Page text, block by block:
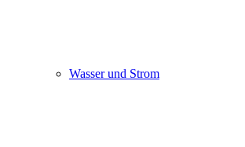
Wasser und Strom